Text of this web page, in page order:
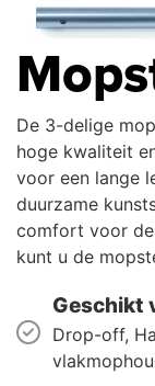
De 3-delige
hoge kwaliteit
voor een lange
duurzame
comfort voor
kunt u de
Geschikt
Drop-off,